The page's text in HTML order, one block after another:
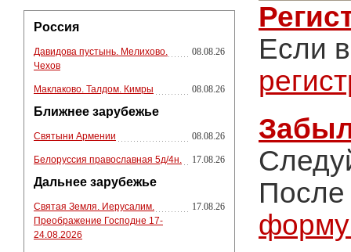
Россия
Давидова пустынь. Мелихово.
Чехов
08.08.26
Маклаково. Талдом. Кимры 08.08.26
Ближнее зарубежье
Святыни Армении 08.08.26
Белоруссия православная 5д/4н. 17.08.26
Дальнее зарубежье
Святая Земля. Иерусалим.
Преображение Господне 17-
24.08.2026
17.08.26
Если
После